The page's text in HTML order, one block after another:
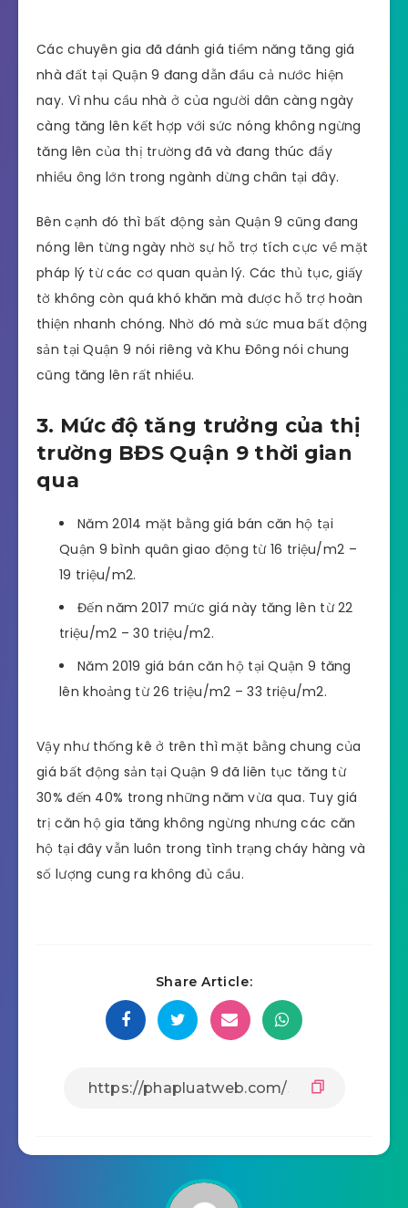
Các chuyên gia đã đánh giá tiềm năng tăng giá
nhà đất tại Quận 9 đang dẫn đầu cả nước hiện
nay. Vì nhu cầu nhà ở của người dân càng ngày
càng tăng lên kết hợp với sức nóng không ngừng
tăng lên của thị trường đã và đang thúc đẩy
nhiều ông lớn trong ngành dừng chân tại đây.
Bên cạnh đó thì bất động sản Quận 9 cũng đang
nóng lên từng ngày nhờ sự hỗ trợ tích cực về mặt
pháp lý từ các cơ quan quản lý. Các thủ tục, giấy
tờ không còn quá khó khăn mà được hỗ trợ hoàn
thiện nhanh chóng. Nhờ đó mà sức mua bất động
sản tại Quận 9 nói riêng và Khu Đông nói chung
cũng tăng lên rất nhiều.
3. Mức độ tăng trưởng của thị
trường BĐS Quận 9 thời gian
qua
Quận 9 bình quân giao động từ 16 triệu/m2 –
19 triệu/m2.
Đến năm 2017 mức giá này tăng lên từ 22
triệu/m2 – 30 triệu/m2.
Năm 2019 giá bán căn hộ tại Quận 9 tăng
lên khoảng từ 26 triệu/m2 – 33 triệu/m2.
30% đến 40% trong những năm vừa qua. Tuy giá
trị căn hộ gia tăng không ngừng nhưng các căn
hộ tại đây vẫn luôn trong tình trạng cháy hàng và
Share Article: